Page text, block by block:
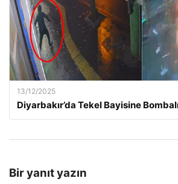
13/12/2025
Diyarbakır’da Tekel Bayisine
Bir yanıt yazın